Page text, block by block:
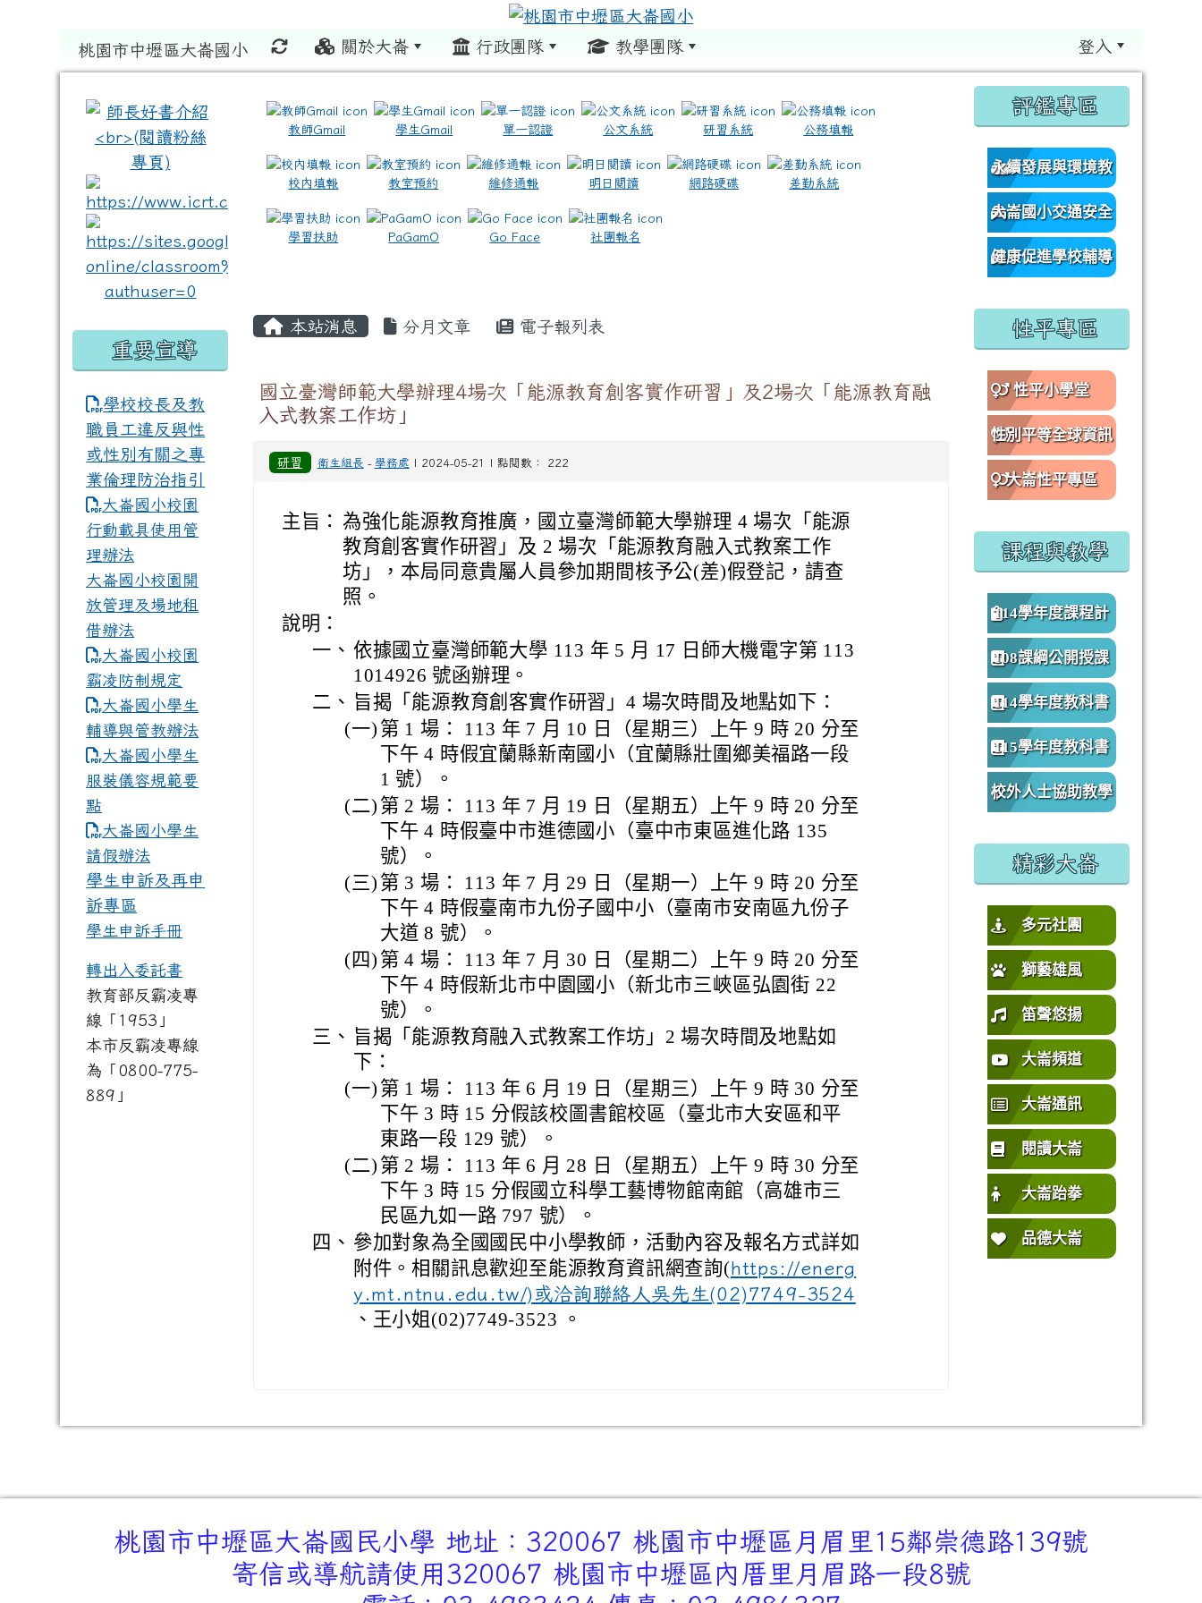
桃園市中壢區大崙國小 關於大崙 行政團隊 教學團隊 登入
教師Gmail 學生Gmail 單一認證 公文系統 研習系統 公務填報
校內填報 教室預約 維修通報 明日閱讀 網路硬碟 差勤系統
學習扶助 PaGamO Go Face 社團報名
本站消息 分月文章 電子報列表
國立臺灣師範大學辦理4場次「能源教育創客實作研習」及2場次「能源教育融
入式教案工作坊」
研習 衛生組長 - 學務處 | 2024-05-21 | 點閱數： 222
主旨： 為強化能源教育推廣，國立臺灣師範大學辦理 4 場次「能源
教育創客實作研習」及 2 場次「能源教育融入式教案工作
坊」，本局同意貴屬人員參加期間核予公(差)假登記，請查
照。
說明：
一、 依據國立臺灣師範大學 113 年 5 月 17 日師大機電字第 113
1014926 號函辦理。
二、 旨揭「能源教育創客實作研習」4 場次時間及地點如下：
(一) 第 1 場： 113 年 7 月 10 日（星期三）上午 9 時 20 分至
下午 4 時假宜蘭縣新南國小（宜蘭縣壯圍鄉美福路一段
1 號）。
(二) 第 2 場： 113 年 7 月 19 日（星期五）上午 9 時 20 分至
下午 4 時假臺中市進德國小（臺中市東區進化路 135
號）。
(三) 第 3 場： 113 年 7 月 29 日（星期一）上午 9 時 20 分至
下午 4 時假臺南市九份子國中小（臺南市安南區九份子
大道 8 號）。
(四) 第 4 場： 113 年 7 月 30 日（星期二）上午 9 時 20 分至
下午 4 時假新北市中園國小（新北市三峽區弘園街 22
號）。
三、 旨揭「能源教育融入式教案工作坊」2 場次時間及地點如
下：
(一) 第 1 場： 113 年 6 月 19 日（星期三）上午 9 時 30 分至
下午 3 時 15 分假該校圖書館校區（臺北市大安區和平
東路一段 129 號）。
(二) 第 2 場： 113 年 6 月 28 日（星期五）上午 9 時 30 分至
下午 3 時 15 分假國立科學工藝博物館南館（高雄市三
民區九如一路 797 號）。
四、 參加對象為全國國民中小學教師，活動內容及報名方式詳如
附件。相關訊息歡迎至能源教育資訊網查詢(https://energ
y.mt.ntnu.edu.tw/)或洽詢聯絡人吳先生(02)7749-3524
、王小姐(02)7749-3523 。
link to https://www.icrt.com.tw/ \ title=https://www.icrt.com.tw/
link to https://sites.google.com/m2.dles.tyc.edu.tw/learning-online/classroom%E9%80%A3%E7%B5%90?authuser=0 \
重要宣導
學校校長及教
職員工違反與性
或性別有關之專
業倫理防治指引
大崙國小校園
行動載具使用管
理辦法
大崙國小校園開
放管理及場地租
借辦法
大崙國小校園
霸凌防制規定
大崙國小學生
輔導與管教辦法
大崙國小學生
服裝儀容規範要
點
link to https://www.dles.tyc.edu.tw/uploads/tad_blocks/file/
大崙國小學生
請假辦法
學生申訴及再申
訴專區
學生申訴手冊
轉出入委託書
教育部反霸凌專
線「1953」
本市反霸凌專線
為「0800-775-
889」
:::
評鑑專區
永續發展與環境教
育資源網
大崙國小交通安全
網
健康促進學校輔導
性平專區
性平小學堂
性別平等全球資訊
網
大崙性平專區
課程與教學
114學年度課程計
畫
108課綱公開授課
專區
114學年度教科書
版本
115學年度教科書
版本
校外人士協助教學
精彩大崙
多元社團
獅藝雄風
笛聲悠揚
大崙頻道
大崙通訊
閱讀大崙
大崙跆拳
品德大崙
桃園市中壢區大崙國民小學 地址：320067 桃園市中壢區月眉里15鄰崇德路139號
寄信或導航請使用320067 桃園市中壢區內厝里月眉路一段8號